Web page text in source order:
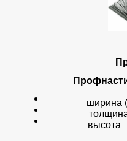
ширина